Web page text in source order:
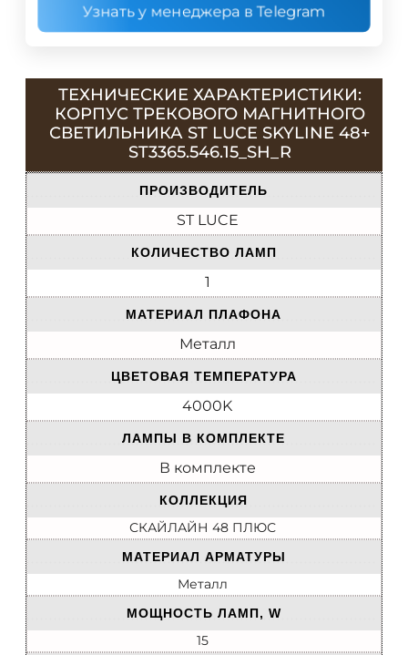
Узнать у менеджера в Telegram
ТЕХНИЧЕСКИЕ ХАРАКТЕРИСТИКИ:
КОРПУС ТРЕКОВОГО МАГНИТНОГО
СВЕТИЛЬНИКА ST LUCE SKYLINE 48+
ST3365.546.15_SH_R
ПРОИЗВОДИТЕЛЬ
ST LUCE
КОЛИЧЕСТВО ЛАМП
1
МАТЕРИАЛ ПЛАФОНА
Металл
ЦВЕТОВАЯ ТЕМПЕРАТУРА
4000K
ЛАМПЫ В КОМПЛЕКТЕ
В комплекте
КОЛЛЕКЦИЯ
СКАЙЛАЙН 48 ПЛЮС
МАТЕРИАЛ АРМАТУРЫ
Металл
МОЩНОСТЬ ЛАМП, W
15